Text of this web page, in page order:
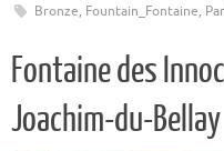
Bronze, Fountain_Fontaine,
Fontaine des
Joachim-du-Bellay